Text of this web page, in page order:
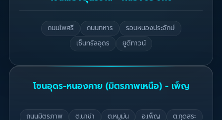
ถนนโพศรี ถนนทหาร
รอบหนองประจักษ์
เซ็นทรัลอุดร
ยูดีทาวน์
โซนอุดร-หนองคาย (มิตรภาพเหนือ) - เพ็ญ
ถนนมิตรภาพ ต.นาข่า ต.หมูม่น อ.เพ็ญ ต.กุดสระ